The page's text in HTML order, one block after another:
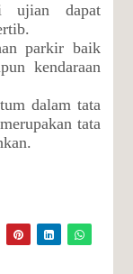
ujian dapat
parkir baik
kendaraan
dalam tata
tata